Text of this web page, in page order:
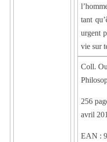
tant
urgent
vie sur
Coll.
256
avril
EAN :